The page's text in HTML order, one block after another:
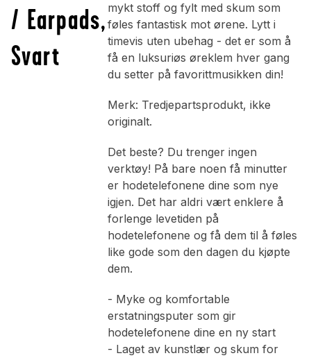
/ Earpads,
Svart
mykt stoff og fylt med skum som
føles fantastisk mot ørene. Lytt i
timevis uten ubehag - det er som å
få en luksuriøs øreklem hver gang
du setter på favorittmusikken din!
Merk: Tredjepartsprodukt, ikke
originalt.
Det beste? Du trenger ingen
verktøy! På bare noen få minutter
er hodetelefonene dine som nye
igjen. Det har aldri vært enklere å
forlenge levetiden på
hodetelefonene og få dem til å føles
like gode som den dagen du kjøpte
dem.
- Myke og komfortable
erstatningsputer som gir
hodetelefonene dine en ny start
- Laget av kunstlær og skum for